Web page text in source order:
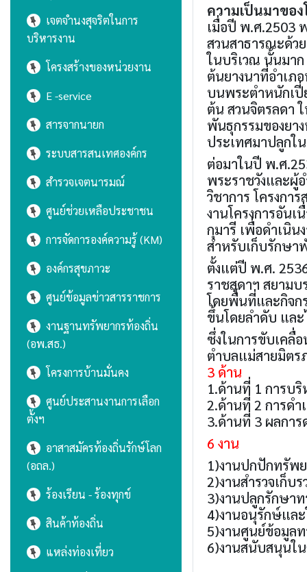
เจตจำนงสุจริตในการ
บริหารงาน
โครงสร้างของหน่วยงาน
E -service
สารจากนายก
ระบบสารสนเทศองค์กร
สำรวจเจตนารมณ์
ศูนย์ช่วยเหลือประชาชน
การจัดการองค์ความรู้ (KM)
องค์กรสุขภาวะ
ศูนย์ข้อมูลข่าวสารราชการ
งานฐานทรัพยากรท้องถิ่น
(อพ.สธ.)
โครงการบ้านมั่นคง
ศูนย์ประสานงานการเลือก
ตั้งฯ
อาสาสมัครท้องถิ่นรักษ์โลก
(อถล.)
ร้องเรียน - ร้องทุกข์
สินค้าท้องถิ่น
แหล่งท่องเที่ยว
ความเป็นมาของ
เมื่อปี พ.ศ.2503
สวนสาธารณะด้ว
ในบริเวณ นั้นมาก
ต้นยางนาที่อำเภอ
บนพระตำหนักเปี่
ต้น สวนจิตรลดา
พันธุกรรมของยา
ประเทศมาปลูกใ
ต่อมาในปี พ.ศ
พระราชวังและผู้
วิชาการ โครงก
งานโครงการอัน
กุมารี เพื่อดำเนิ
สำหรับเก็บรักษา
ตั้งแต่ปี พ.ศ.
ราชสุดาฯ สยาม
โดยพื้นที่และกิจก
ขึ้นโดยลำดับ แล
ซึ่งในการขับเคลื่
ตำบลแม่สายมิตร
3 ด้าน
1.ด้านที่ 1 การบริ
2.ด้านที่ 2 การดำ
3.ด้านที่ 3 ผลการ
6 งาน
1)งานปกปักทรัพ
2)งานสำรวจเก็บ
3)งานปลูกรักษา
4)งานอนุรักษ์แล
5)งานศูนย์ข้อมูล
6)งานสนับสนุนใ